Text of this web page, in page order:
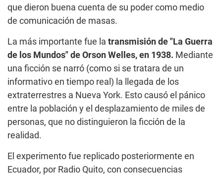
que dieron buena cuenta de su poder como medio
de comunicación de masas.
La más importante fue la transmisión de "La Guerra
de los Mundos" de Orson Welles, en 1938. Mediante
una ficción se narró (como si se tratara de un
informativo en tiempo real) la llegada de los
extraterrestres a Nueva York. Esto causó el pánico
entre la población y el desplazamiento de miles de
personas, que no distinguieron la ficción de la
realidad.
El experimento fue replicado posteriormente en
Ecuador, por Radio Quito, con consecuencias